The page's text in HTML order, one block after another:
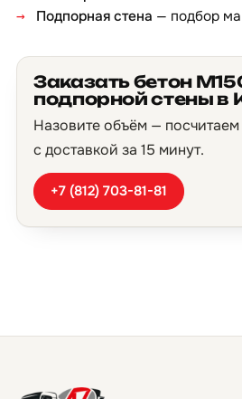
Подпорная стена — подбор
Заказать бетон
подпорной стены в
Назовите объём —
с доставкой за 15 минут.
+7 (812) 703-81-81